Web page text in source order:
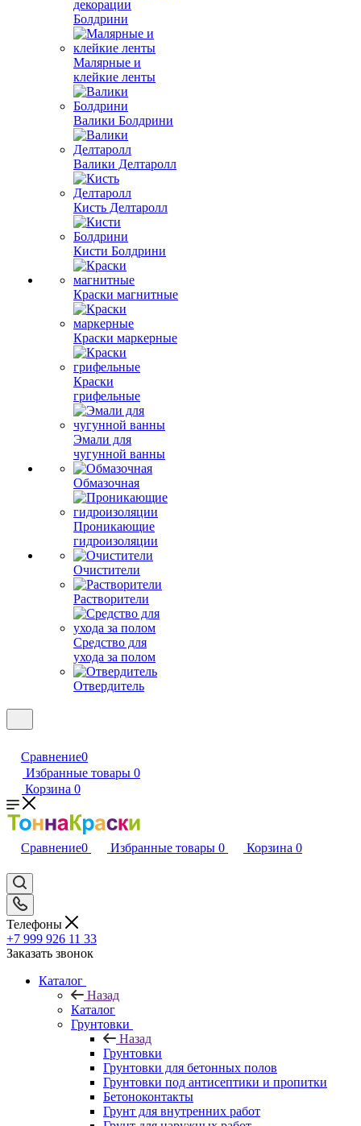
декорации
Болдрини
Малярные и
клейкие ленты
Валики Болдрини
Валики Делтаролл
Кисть Делтаролл
Кисти Болдрини
Краски магнитные
Краски маркерные
Краски
грифельные
Эмали для
чугунной ванны
Обмазочная
Проникающие
гидроизоляции
Очистители
Растворители
Средство для
ухода за полом
Отвердитель
Сравнение0
Избранные товары 0
Корзина 0
Сравнение0 Избранные товары 0 Корзина 0
Телефоны
+7 999 926 11 33
Заказать звонок
Каталог
Назад
Каталог
Грунтовки
Назад
Грунтовки
Грунтовки для бетонных полов
Грунтовки под антисептики и пропитки
Бетоноконтакты
Грунт для внутренних работ